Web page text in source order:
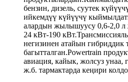
бензин, дизель, суутек
ийкемдүү күйүүчү
алардын жылышуусу 0,6-2,0 л
24 кВт-190
негизинен атайын гибриддик
багытталган.Powertrain
авиация, кайык, жолсуз унаа,
ж.б. тармактарда кеңири